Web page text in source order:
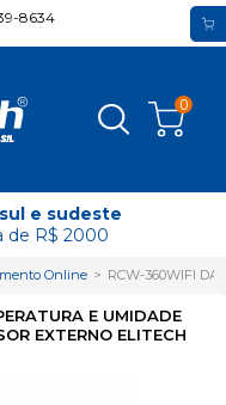
8634
0
e sudeste
de R$ 2000
Online RCW-360WIFI
E UMIDADE
EXTERNO ELITECH